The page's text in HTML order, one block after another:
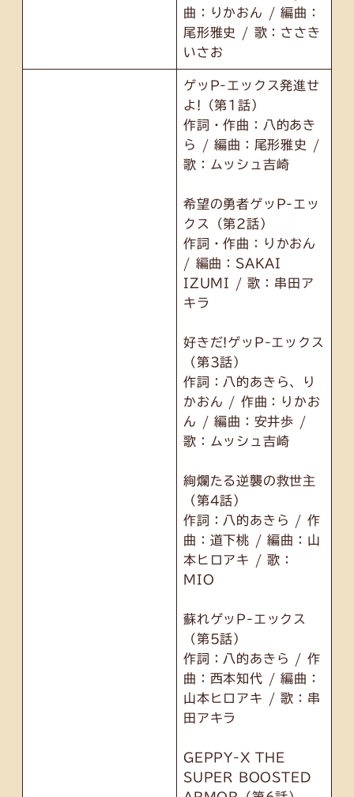
曲：りかおん / 編曲：
尾形雅史 / 歌：ささき
いさお
ゲッP-エックス発進せ
よ!（第1話）
作詞・作曲：八的あき
ら / 編曲：尾形雅史 /
歌：ムッシュ吉崎
希望の勇者ゲッP-エッ
クス（第2話）
作詞・作曲：りかおん
/ 編曲：SAKAI
IZUMI / 歌：串田ア
キラ
好きだ!ゲッP-エックス
（第3話）
作詞：八的あきら、り
かおん / 作曲：りかお
ん / 編曲：安井歩 /
歌：ムッシュ吉崎
絢爛たる逆襲の救世主
（第4話）
作詞：八的あきら / 作
曲：道下桃 / 編曲：山
本ヒロアキ / 歌：
MIO
蘇れゲッP-エックス
（第5話）
作詞：八的あきら / 作
曲：西本知代 / 編曲：
山本ヒロアキ / 歌：串
田アキラ
GEPPY-X THE
SUPER BOOSTED